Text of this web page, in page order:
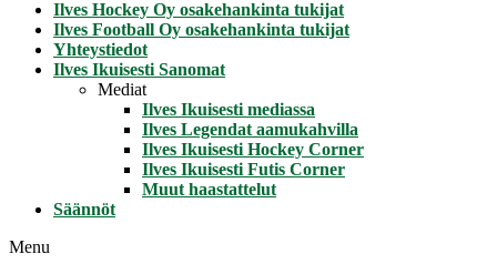
Ilves Hockey Oy osakehankinta tukijat
Ilves Football Oy osakehankinta tukijat
Yhteystiedot
Ilves Ikuisesti Sanomat
Mediat
Ilves Ikuisesti mediassa
Ilves Legendat aamukahvilla
Ilves Ikuisesti Hockey Corner
Ilves Ikuisesti Futis Corner
Muut haastattelut
Säännöt
Menu